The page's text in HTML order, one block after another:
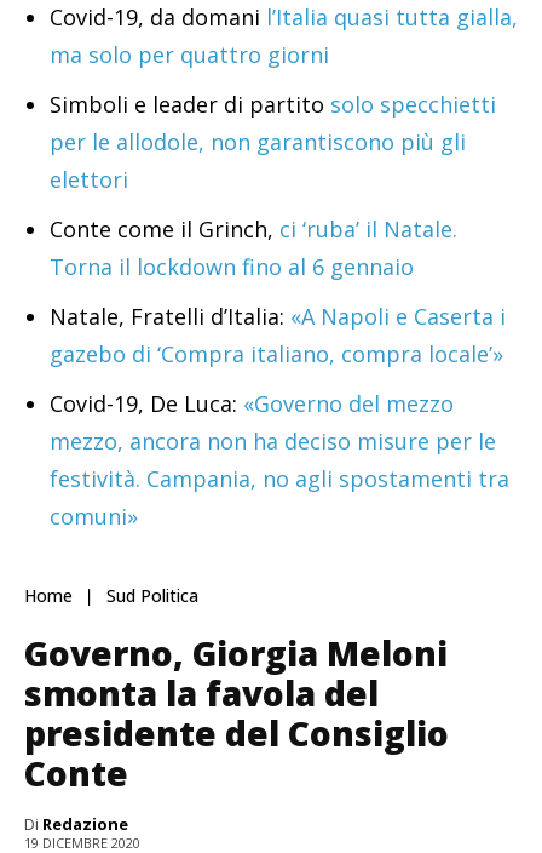
Covid-19, da domani l’Italia quasi tutta gialla,
ma solo per quattro giorni
Simboli e leader di partito solo specchietti
per le allodole, non garantiscono più gli
elettori
Conte come il Grinch, ci ‘ruba’ il Natale.
Torna il lockdown fino al 6 gennaio
Natale, Fratelli d’Italia: «A Napoli e Caserta i
gazebo di ‘Compra italiano, compra locale’»
Covid-19, De Luca: «Governo del mezzo
mezzo, ancora non ha deciso misure per le
festività. Campania, no agli spostamenti tra
comuni»
Home Sud Politica
Governo, Giorgia Meloni
smonta la favola del
presidente del Consiglio
Conte
Di Redazione
19 DICEMBRE 2020